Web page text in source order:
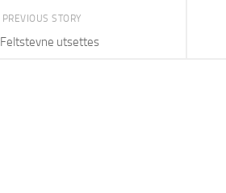
PREVIOUS STORY
Feltstevne utsettes